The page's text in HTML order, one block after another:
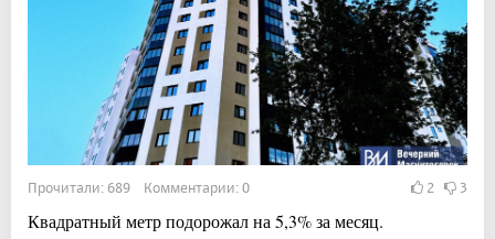
Прочитали: 689 Комментарии: 0 2 3
Квадратный метр подорожал на 5,3% за месяц.